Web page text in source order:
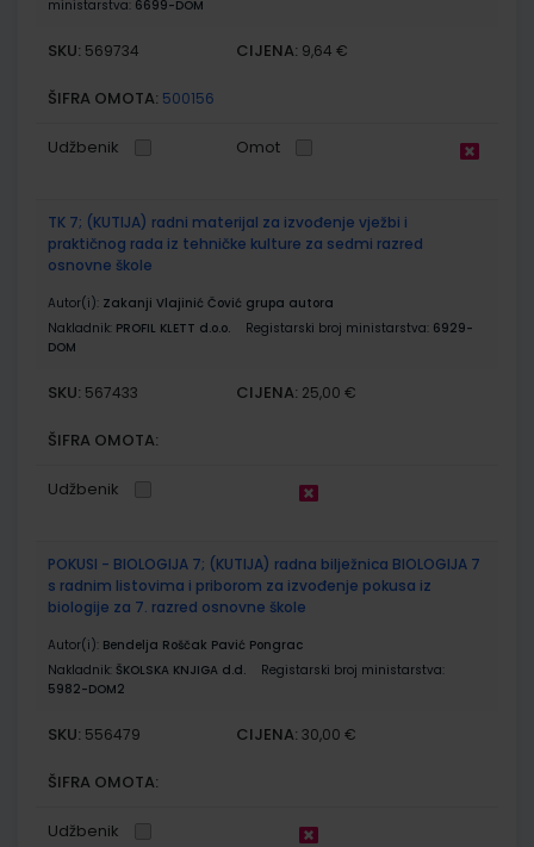
ministarstva: 6699-DOM
SKU: 569734 CIJENA: 9,64 €
ŠIFRA OMOTA: 500156
Udžbenik Omot
TK 7; (KUTIJA) radni materijal za izvođenje vježbi i
praktičnog rada iz tehničke kulture za sedmi razred
osnovne škole
Autor(i): Zakanji Vlajinić Čović grupa autora
Nakladnik: PROFIL KLETT d.o.o. Registarski broj ministarstva: 6929-
DOM
SKU: 567433 CIJENA: 25,00 €
ŠIFRA OMOTA:
Udžbenik
POKUSI - BIOLOGIJA 7; (KUTIJA) radna bilježnica BIOLOGIJA 7
s radnim listovima i priborom za izvođenje pokusa iz
biologije za 7. razred osnovne škole
Autor(i): Bendelja Roščak Pavić Pongrac
Nakladnik: ŠKOLSKA KNJIGA d.d.
Registarski broj ministarstva:
5982-DOM2
SKU: 556479 CIJENA: 30,00 €
ŠIFRA OMOTA:
Udžbenik